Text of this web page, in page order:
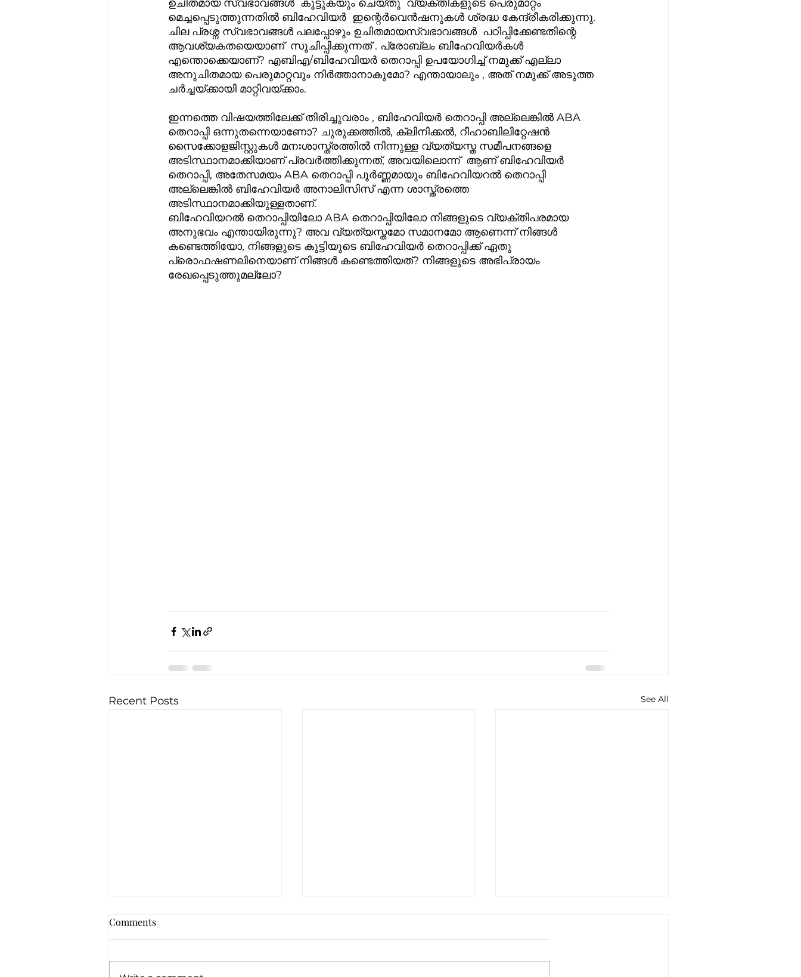
ഉചിതമായ സ്വഭാവങ്ങൾ  കൂട്ടുകയും ചെയ്തു  വ്യക്തികളുടെ പെരുമാറ്റം
മെച്ചപ്പെടുത്തുന്നതിൽ ബിഹേവിയർ  ഇന്റെർവെൻഷനുകൾ ശ്രദ്ധ കേന്ദ്രീകരിക്കുന്നു.
ചില പ്രശ്ന സ്വഭാവങ്ങൾ പലപ്പോഴും ഉചിതമായസ്വഭാവങ്ങൾ  പഠിപ്പിക്കേണ്ടതിന്റെ
ആവശ്യകതയെയാണ്  സൂചിപ്പിക്കുന്നത് . പ്രോബ്ലം ബിഹേവിയർകൾ
എന്തൊക്കെയാണ്? എബിഎ/ബിഹേവിയർ തെറാപ്പി ഉപയോഗിച്ച് നമുക്ക് എല്ലാ
അനുചിതമായ പെരുമാറ്റവും നിർത്താനാകുമോ? എന്തായാലും , അത് നമുക്ക് അടുത്ത
ചർച്ചയ്ക്കായി മാറ്റിവയ്‌ക്കാം.
ഇന്നത്തെ വിഷയത്തിലേക്ക് തിരിച്ചുവരാം , ബിഹേവിയർ തെറാപ്പി അല്ലെങ്കിൽ ABA
തെറാപ്പി ഒന്നുതന്നെയാണോ? ചുരുക്കത്തിൽ, ക്ലിനിക്കൽ, റീഹാബിലിറ്റേഷൻ
സൈക്കോളജിസ്റ്റുകൾ മനഃശാസ്ത്രത്തിൽ നിന്നുള്ള വ്യത്യസ്ത സമീപനങ്ങളെ
അടിസ്ഥാനമാക്കിയാണ് പ്രവർത്തിക്കുന്നത്, അവയിലൊന്ന്  ആണ് ബിഹേവിയർ
തെറാപ്പി, അതേസമയം ABA തെറാപ്പി പൂർണ്ണമായും ബിഹേവിയറൽ തെറാപ്പി
അല്ലെങ്കിൽ ബിഹേവിയർ അനാലിസിസ് എന്ന ശാസ്ത്രത്തെ
അടിസ്ഥാനമാക്കിയുള്ളതാണ്.
ബിഹേവിയറൽ തെറാപ്പിയിലോ ABA തെറാപ്പിയിലോ നിങ്ങളുടെ വ്യക്തിപരമായ
അനുഭവം എന്തായിരുന്നു? അവ വ്യത്യസ്തമോ സമാനമോ ആണെന്ന് നിങ്ങൾ
കണ്ടെത്തിയോ, നിങ്ങളുടെ കുട്ടിയുടെ ബിഹേവിയർ തെറാപ്പിക്ക് ഏതു
പ്രൊഫഷണലിനെയാണ് നിങ്ങൾ കണ്ടെത്തിയത്? നിങ്ങളുടെ അഭിപ്രായം
രേഖപ്പെടുത്തുമല്ലോ?
Recent Posts See All
Comments